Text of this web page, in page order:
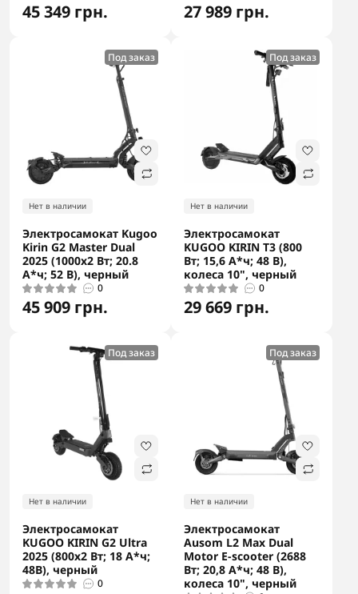
45 349 грн. 27 989 грн.
Под заказ
Нет в наличии
Электросамокат Kugoo
Kirin G2 Master Dual
2025 (1000x2 Вт; 20.8
А*ч; 52 В), черный
0
45 909 грн.
Под заказ
Нет в наличии
Электросамокат
KUGOO KIRIN T3 (800
Вт; 15,6 А*ч; 48 В),
колеса 10", черный
0
29 669 грн.
Под заказ
Нет в наличии
Электросамокат
KUGOO KIRIN G2 Ultra
2025 (800x2 Вт; 18 А*ч;
48В), черный
0
Под заказ
Нет в наличии
Электросамокат
Ausom L2 Max Dual
Motor E-scooter (2688
Вт; 20,8 А*ч; 48 В),
колеса 10", черный